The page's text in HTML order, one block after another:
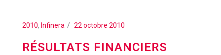
2010, Infinera 22 octobre 2010
RÉSULTATS FINANCIERS